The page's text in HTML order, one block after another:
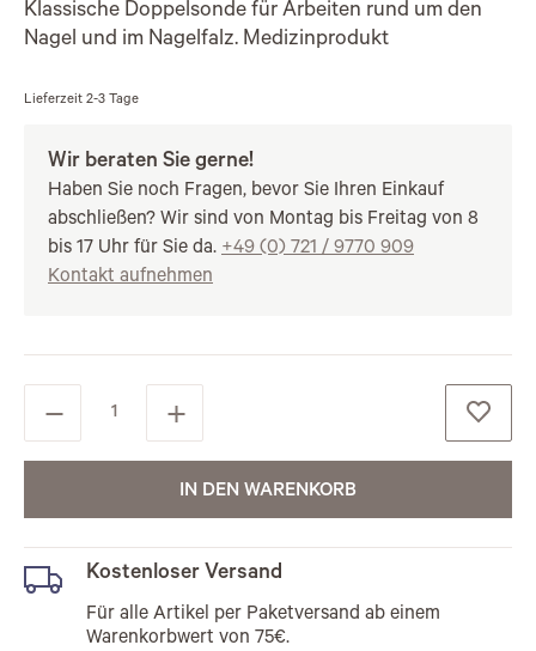
Klassische Doppelsonde für Arbeiten rund um den
Nagel und im Nagelfalz. Medizinprodukt
Lieferzeit 2-3 Tage
Wir beraten Sie gerne!
Haben Sie noch Fragen, bevor Sie Ihren Einkauf
abschließen? Wir sind von Montag bis Freitag von 8
bis 17 Uhr für Sie da. +49 (0) 721 / 9770 909
Kontakt aufnehmen
IN DEN WARENKORB
Kostenloser Versand
Für alle Artikel per Paketversand ab einem
Warenkorbwert von 75€.